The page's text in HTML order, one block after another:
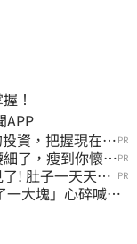
！
聞APP
資，把握現在不 PR
了，瘦到你懷疑PR
! 肚子一天天變 PR
一大塊」心碎喊：